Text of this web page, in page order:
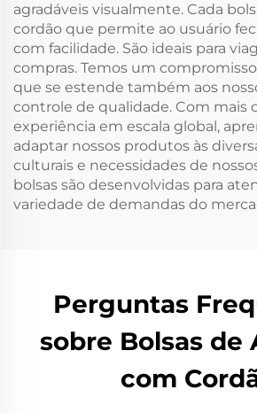
agradáveis visualmente. Cada
cordão que permite ao usuário
com facilidade. São ideais para
compras. Temos um
que se estende também aos
controle de qualidade. Com mais
experiência em escala global,
adaptar nossos produtos às
culturais e necessidades de
bolsas são desenvolvidas para
variedade de demandas do
Perguntas
sobre Bolsas de
com